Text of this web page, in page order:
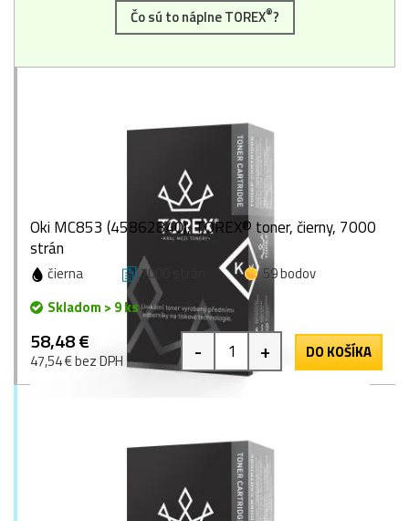
Čo sú to náplne TOREX®?
Oki MC853 (45862840), TOREX® toner, čierny, 7000
strán
čierna 7000 strán
59 bodov
Skladom > 9 ks
58,48 €
47,54 € bez DPH - + DO KOŠÍKA